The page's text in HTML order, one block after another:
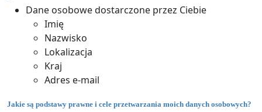
Dane osobowe dostarczone przez Ciebie
Imię
Nazwisko
Lokalizacja
Kraj
Adres e-mail
Jakie są podstawy prawne i cele przetwarzania moich danych osobowych?